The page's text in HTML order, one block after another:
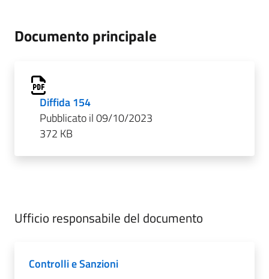
Documento principale
Diffida 154
Pubblicato il 09/10/2023
372 KB
Ufficio responsabile del documento
Controlli e Sanzioni